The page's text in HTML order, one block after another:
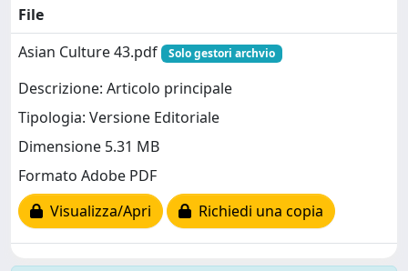
File
Asian Culture 43.pdf
Solo gestori archvio
Descrizione: Articolo principale
Tipologia: Versione Editoriale
Dimensione 5.31 MB
Formato Adobe PDF
Visualizza/Apri
Richiedi una copia